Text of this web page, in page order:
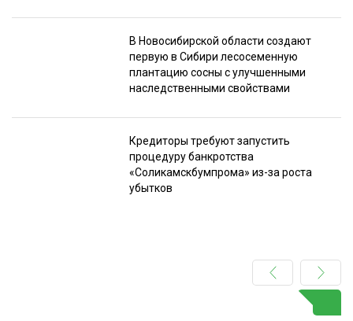
В Новосибирской области создают
первую в Сибири лесосеменную
плантацию сосны с улучшенными
наследственными свойствами
Кредиторы требуют запустить
процедуру банкротства
«Соликамскбумпрома» из-за роста
убытков